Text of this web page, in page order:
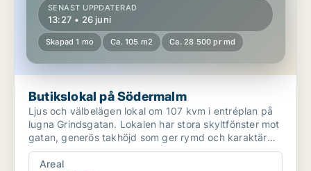
SENAST UPPDATERAD
13:27 • 26 juni
Skapad 1 mo Ca. 105 m2 Ca. 28 500 pr md
Butikslokal på Södermalm
Ljus och välbelägen lokal om 107 kvm i entréplan på
lugna Grindsgatan. Lokalen har stora skyltfönster mot
gatan, generös takhöjd som ger rymd och karaktär
s...
Areal